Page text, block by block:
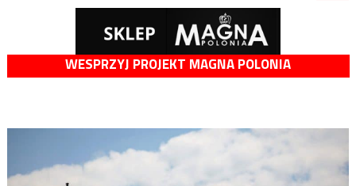
WESPRZYJ PROJEKT MAGNA POLONIA